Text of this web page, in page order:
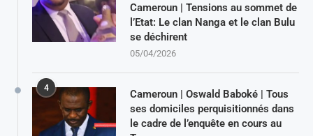
Cameroun | Tensions au sommet de
l’Etat: Le clan Nanga et le clan Bulu
se déchirent
05/04/2026
4
Cameroun | Oswald Baboké | Tous
ses domiciles perquisitionnés dans
le cadre de l’enquête en cours au